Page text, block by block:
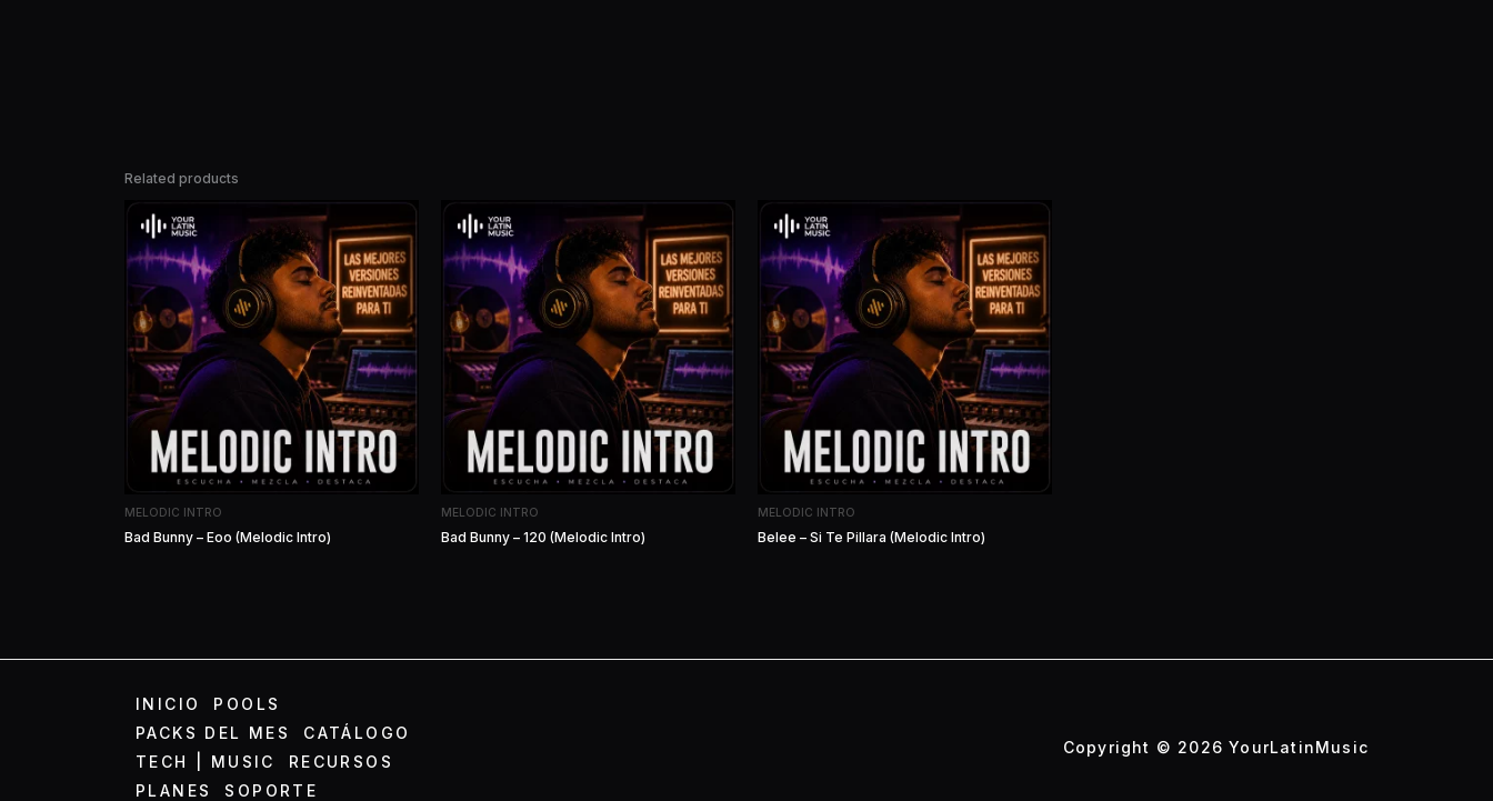
Related products
MELODIC INTRO
Bad Bunny – Eoo (Melodic Intro)
MELODIC INTRO
Bad Bunny – 120 (Melodic Intro)
MELODIC INTRO
Belee – Si Te Pillara (Melodic Intro)
INICIO
POOLS
PACKS DEL MES
CATÁLOGO
TECH | MUSIC
RECURSOS
PLANES
SOPORTE
Copyright © 2026 YourLatinMusic